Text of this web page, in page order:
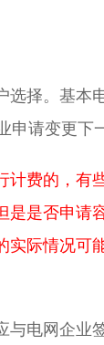
选择。基
请变更下
费的，有
是否申请
际情况可
与电网企